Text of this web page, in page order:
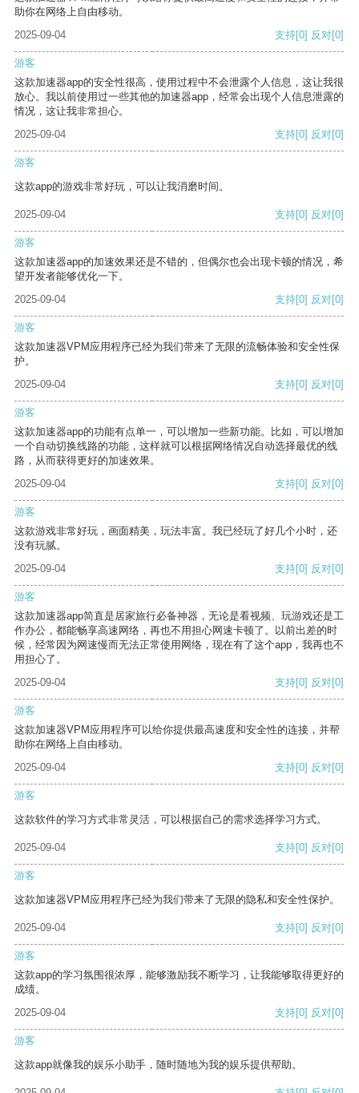
助你在网络上自由移动。
2025-09-04
支持[0] 反对[0]
游客
这款加速器app的安全性很高，使用过程中不会泄露个人信息，这让我很
放心。我以前使用过一些其他的加速器app，经常会出现个人信息泄露的
情况，这让我非常担心。
2025-09-04
支持[0] 反对[0]
游客
这款app的游戏非常好玩，可以让我消磨时间。
2025-09-04 支持[0] 反对[0]
游客
这款加速器app的加速效果还是不错的，但偶尔也会出现卡顿的情况，希
望开发者能够优化一下。
2025-09-04
支持[0] 反对[0]
游客
这款加速器VPM应用程序已经为我们带来了无限的流畅体验和安全性保
护。
2025-09-04
支持[0] 反对[0]
游客
这款加速器app的功能有点单一，可以增加一些新功能。比如，可以增加
一个自动切换线路的功能，这样就可以根据网络情况自动选择最优的线
路，从而获得更好的加速效果。
2025-09-04
支持[0] 反对[0]
游客
这款游戏非常好玩，画面精美，玩法丰富。我已经玩了好几个小时，还
没有玩腻。
2025-09-04
支持[0] 反对[0]
游客
这款加速器app简直是居家旅行必备神器，无论是看视频、玩游戏还是工
作办公，都能畅享高速网络，再也不用担心网速卡顿了。以前出差的时
候，经常因为网速慢而无法正常使用网络，现在有了这个app，我再也不
用担心了。
2025-09-04
支持[0] 反对[0]
游客
这款加速器VPM应用程序可以给你提供最高速度和安全性的连接，并帮
助你在网络上自由移动。
2025-09-04
支持[0] 反对[0]
游客
这款软件的学习方式非常灵活，可以根据自己的需求选择学习方式。
2025-09-04 支持[0] 反对[0]
游客
这款加速器VPM应用程序已经为我们带来了无限的隐私和安全性保护。
2025-09-04 支持[0] 反对[0]
游客
这款app的学习氛围很浓厚，能够激励我不断学习，让我能够取得更好的
成绩。
2025-09-04
支持[0] 反对[0]
游客
这款app就像我的娱乐小助手，随时随地为我的娱乐提供帮助。